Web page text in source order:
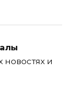
новостях и